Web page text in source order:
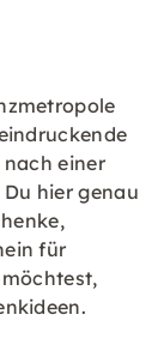
einer
hier genau
für